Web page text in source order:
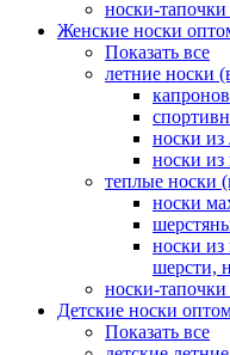
носки-
Женские носки
Показать все
летние носки
носки из
носки
теплые носки
носки
носки из
шерсти,
носки-
Детские носки
Показать все